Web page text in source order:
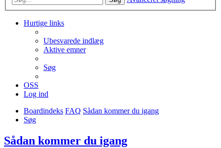
Hurtige links
Ubesvarede indlæg
Aktive emner
Søg
OSS
Log ind
Boardindeks FAQ Sådan kommer du igang
Søg
Sådan kommer du igang